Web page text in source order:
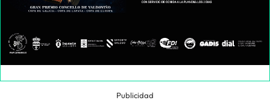
Publicidad